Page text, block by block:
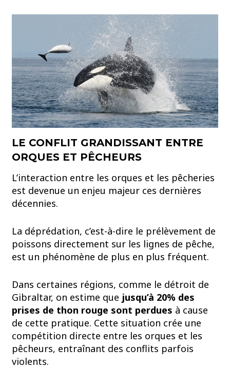
LE CONFLIT GRANDISSANT ENTRE
ORQUES ET PÊCHEURS
L’interaction entre les orques et les pêcheries
est devenue un enjeu majeur ces dernières
décennies.
La déprédation, c’est-à-dire le prélèvement de
poissons directement sur les lignes de pêche,
est un phénomène de plus en plus fréquent.
Dans certaines régions, comme le détroit de
Gibraltar, on estime que jusqu’à 20% des
prises de thon rouge sont perdues à cause
de cette pratique. Cette situation crée une
compétition directe entre les orques et les
pêcheurs, entraînant des conflits parfois
violents.